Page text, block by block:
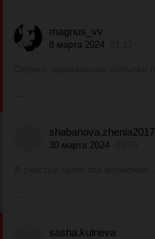
magnus_vv
8 марта 2024
shabanova.zhenia2017
30 марта 2024
sasha.kulneva